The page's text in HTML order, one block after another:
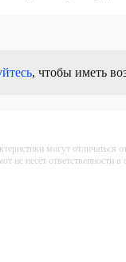
, чтобы иметь
могут
не несёт ответственности